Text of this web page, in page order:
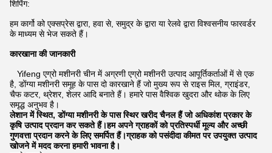
शिपिंग:
हम कार्गो को एक्सप्रेस द्वारा, हवा से, समुद्र के द्वारा या रेलवे द्वारा विश्वसनीय फारवर्डर
के माध्यम से भेज सकते हैं।
कारखाना की जानकारी
Yifeng एग्रो मशीनरी चीन में अग्रणी एग्रो मशीनरी उत्पाद आपूर्तिकर्ताओं में से एक
है, डोंग्या मशीनरी समूह के पास दो कारखाने हैं जो मुख्य रूप से राइस मिल, ग्राइंडर,
चैफ कटर, थ्रेशर, शेलर आदि बनाते हैं। हमारे पास वैश्विक खुदरा और थोक के लिए
समृद्ध अनुभव है।
लेशान में स्थित, डोंग्या मशीनरी के पास स्थिर खरीद चैनल हैं जो अधिकांश प्रकार के
कृषि उत्पाद प्रदान कर सकते हैं।हम अपने ग्राहकों को प्रतिस्पर्धी मूल्य और अच्छी
गुणवत्ता प्रदान करने के लिए समर्पित हैं।ग्राहक को पसंदीदा कीमत पर उपयुक्त उत्पाद
खोजने में मदद करना हमारी भावना है।